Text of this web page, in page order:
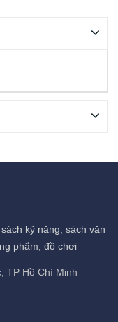
kỹ năng, sách văn
phẩm, đồ chơi
TP Hồ Chí Minh